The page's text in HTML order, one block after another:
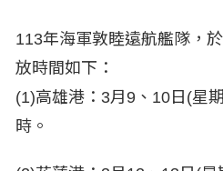
113年海軍敦睦遠航艦隊，
放時間如下：
(1)高雄港：3月9、10日(星
時。